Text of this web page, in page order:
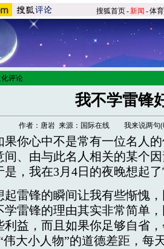
搜狐首页-新闻 -体育
评论
我不学雷锋
作者：唐岩 来源：国际在线 我来说两句(
心中不是常有一位名人的
间、由与此名人相关的某个
是，我在3月4日的夜晚想起
锋的瞬间让我有些惭愧，
学雷锋的理由其实非常简单
利益，而且如果你足够自省
伟大小人物”的道德差距，每